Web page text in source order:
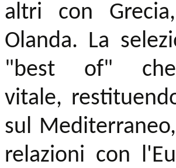
altri con
Olanda. La
"best of"
vitale,
sul
relazioni con